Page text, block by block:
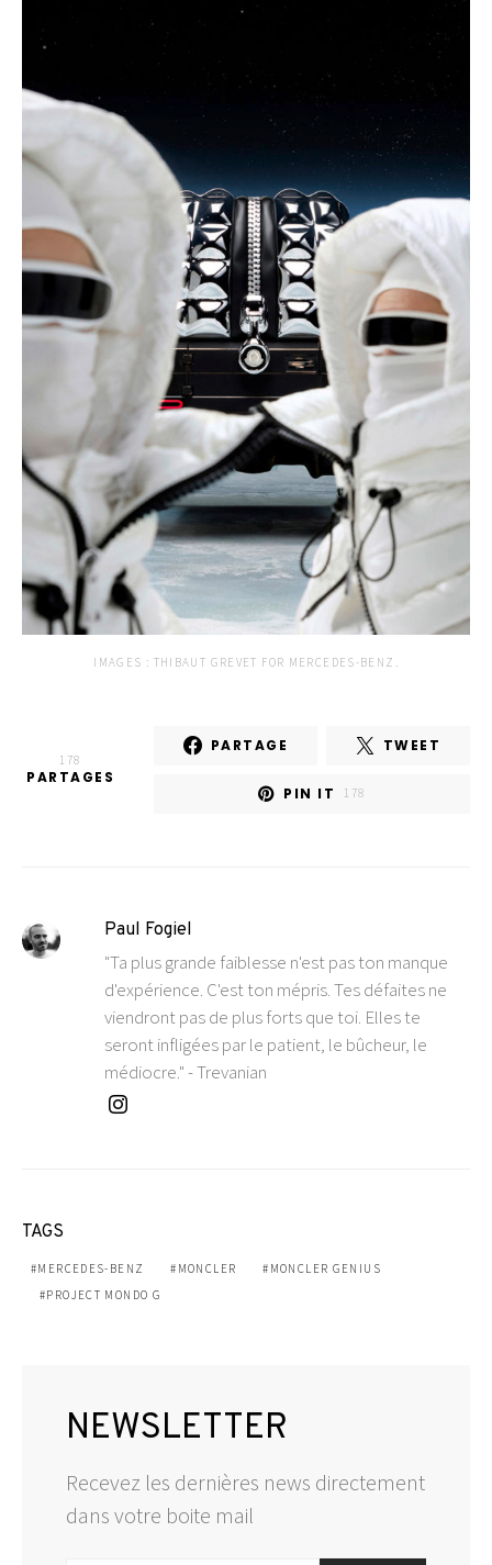
IMAGES : THIBAUT GREVET FOR MERCEDES-BENZ.
178
PARTAGES
PARTAGE TWEET
PIN IT 178
Paul Fogiel
"Ta plus grande faiblesse n'est pas ton manque
d'expérience. C'est ton mépris. Tes défaites ne
viendront pas de plus forts que toi. Elles te
seront infligées par le patient, le bûcheur, le
médiocre." - Trevanian
TAGS
MERCEDES-BENZ MONCLER
MONCLER GENIUS
PROJECT MONDO G
NEWSLETTER
Recevez les dernières news directement
dans votre boite mail